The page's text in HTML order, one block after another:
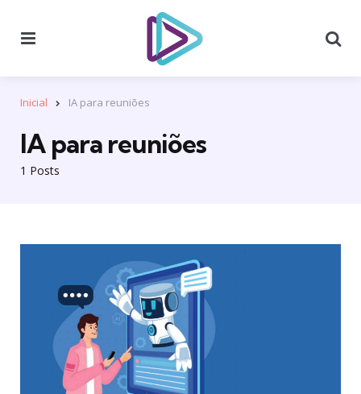
Inicial IA para reuniões
1 Posts
IA para reuniões